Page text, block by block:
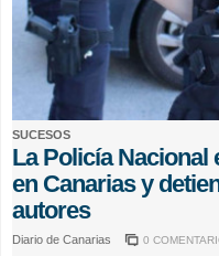
SUCESOS
La Policía
en Canarias y
autores
Diario de Canarias 0